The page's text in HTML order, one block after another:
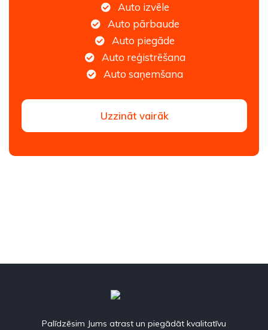
Auto izvēle
Auto pārbaude
Auto piegāde
Auto reģistrēšana
Auto saņemšana
Uzzināt vairāk
Palīdzēsim Jums atrast un piegādāt kvalitatīvu